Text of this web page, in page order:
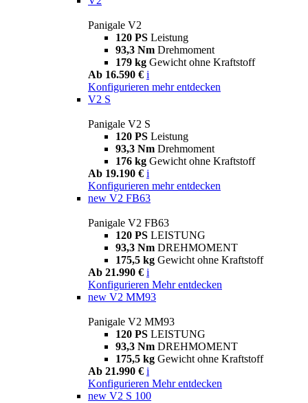
Panigale V2
120 PS Leistung
93,3 Nm Drehmoment
179 kg Gewicht ohne Kraftstoff
Ab 16.590 € i
Konfigurieren mehr entdecken
V2 S
Panigale V2 S
120 PS Leistung
93,3 Nm Drehmoment
176 kg Gewicht ohne Kraftstoff
Ab 19.190 € i
Konfigurieren mehr entdecken
new V2 FB63
Panigale V2 FB63
120 PS LEISTUNG
93,3 Nm DREHMOMENT
175,5 kg Gewicht ohne Kraftstoff
Ab 21.990 € i
Konfigurieren Mehr entdecken
new V2 MM93
Panigale V2 MM93
120 PS LEISTUNG
93,3 Nm DREHMOMENT
175,5 kg Gewicht ohne Kraftstoff
Ab 21.990 € i
Konfigurieren Mehr entdecken
new V2 S 100